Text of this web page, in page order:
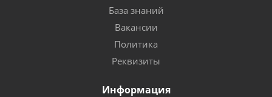
База знаний
Вакансии
Политика
Реквизиты
Информация